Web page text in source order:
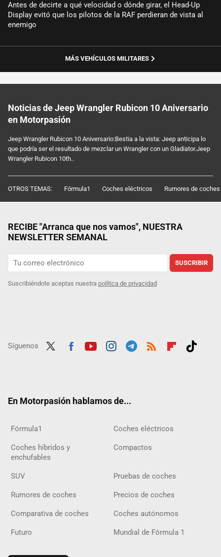
Antes de decirte a qué velocidad o dónde girar, el Head-Up
Display evitó que los pilotos de la RAF perdieran de vista al
enemigo
MÁS VEHÍCULOS MILITARES
Noticias de Jeep Wrangler Rubicon 10 Aniversario
en Motorpasión
Jeep Wrangler Rubicon 10 Aniversario:Bestia a la vista: Jeep anticipa lo
que podría ser el resultado de mezclar un Wrangler con un Gladiator.Jeep
Wrangler Rubicon 10th..
OTROS TEMAS: Fórmula1 Coches eléctricos Rumores de coches
RECIBE "Arranca que nos vamos", NUESTRA
NEWSLETTER SEMANAL
SUSCRIBIR
Suscribiéndote aceptas nuestra política de privacidad
Síguenos
En Motorpasión hablamos de...
Fórmula1 Coches eléctricos
Coches híbridos y
enchufables
Compactos
SUV Pruebas de coches
Rumores de coches Precios de coches
Comparativa de coches Coches autónomos
Futuro Mundial de Fórmula 1